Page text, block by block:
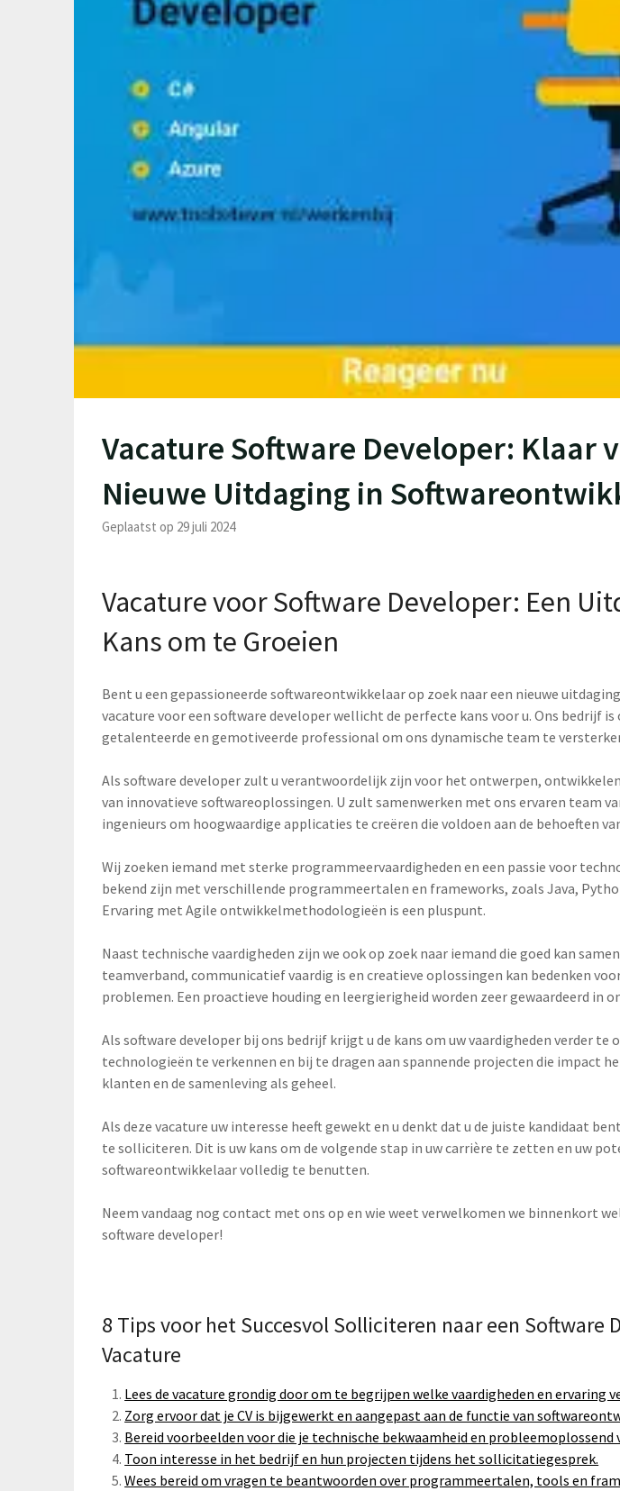
Vacature Software Developer: Klaar
Nieuwe Uitdaging in
Geplaatst op 29 juli 2024
Vacature voor Software Developer: Een
Kans om te Groeien
Bent u een gepassioneerde softwareontwikkelaar op zoek naar een nieuwe
vacature voor een software developer wellicht de perfecte kans voor u. Ons bedrijf is
getalenteerde en gemotiveerde professional om ons dynamische team te
Als software developer zult u verantwoordelijk zijn voor het ontwerpen,
van innovatieve softwareoplossingen. U zult samenwerken met ons ervaren team
ingenieurs om hoogwaardige applicaties te creëren die voldoen aan de behoeften
Wij zoeken iemand met sterke programmeervaardigheden en een passie voor
bekend zijn met verschillende programmeertalen en frameworks, zoals Java,
Ervaring met Agile ontwikkelmethodologieën is een pluspunt.
Naast technische vaardigheden zijn we ook op zoek naar iemand die goed kan
teamverband, communicatief vaardig is en creatieve oplossingen kan bedenken
problemen. Een proactieve houding en leergierigheid worden zeer gewaardeerd in
Als software developer bij ons bedrijf krijgt u de kans om uw vaardigheden verder te
technologieën te verkennen en bij te dragen aan spannende projecten die impact
klanten en de samenleving als geheel.
Als deze vacature uw interesse heeft gewekt en u denkt dat u de juiste kandidaat
te solliciteren. Dit is uw kans om de volgende stap in uw carrière te zetten en uw
softwareontwikkelaar volledig te benutten.
Neem vandaag nog contact met ons op en wie weet verwelkomen we binnenkort
software developer!
8 Tips voor het Succesvol Solliciteren naar een Software
Vacature
Lees de vacature grondig door om te begrijpen welke vaardigheden en ervaring
Zorg ervoor dat je CV is bijgewerkt en aangepast aan de functie van
Bereid voorbeelden voor die je technische bekwaamheid en
Toon interesse in het bedrijf en hun projecten tijdens het sollicitatiegesprek.
Wees bereid om vragen te beantwoorden over programmeertalen, tools en